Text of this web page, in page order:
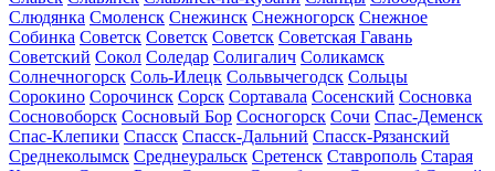
Слюдянка Смоленск Снежинск Снежногорск Снежное
Собинка Советск Советск Советск Советская Гавань
Советский Сокол Соледар Солигалич Соликамск
Солнечногорск Соль-Илецк Сольвычегодск Сольцы
Сорокино Сорочинск Сорск Сортавала Сосенский Сосновка
Сосновоборск Сосновый Бор Сосногорск Сочи Спас-Деменск
Спас-Клепики Спасск Спасск-Дальний Спасск-Рязанский
Среднеколымск Среднеуральск Сретенск Ставрополь Старая